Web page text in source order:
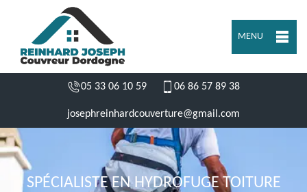
MENU
05 33 06 10 59 06 86 57 89 38
josephreinhardcouverture@gmail.com
SPÉCIALISTE EN HYDROFUGE TOITURE